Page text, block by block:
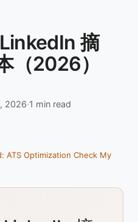
摘
（2026）
2026·1 min read
ATS Optimization Check My